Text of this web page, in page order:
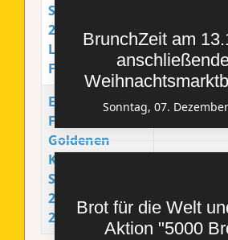
BrunchZeit am
Sonntag, 07.
Brot für die Welt
Aktion "5000
Sommerfreizeit
2025 - Ab nach
Langeland!
Fährst DU mit?
Einladung zum
Fest der
Goldenen
Konfirmation -
Sonntag, den
21. September
2025
14. Februar